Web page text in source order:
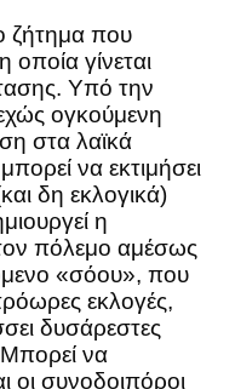
ζήτημα που
οποία γίνεται
Υπό την
ογκούμενη
στα λαϊκά
να εκτιμήσει
δη εκλογικά)
η
πόλεμο αμέσως
«σόου», που
εκλογές,
δυσάρεστες
Μπορεί να
οι συνοδοιπόροι